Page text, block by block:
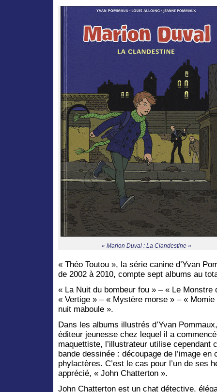
« Marion Duval : La Clandestine »
« Théo Toutou », la série canine d’Yvan
de 2002 à 2010, compte sept albums au
« La Nuit du bombeur fou » – « Le Monstre
« Vertige » – « Mystère morse » – «
nuit maboule ».
Dans les albums illustrés d’Yvan
éditeur jeunesse chez lequel il a
maquettiste, l’illustrateur utilise cependant
bande dessinée : découpage de l’image
phylactères. C’est le cas pour l’un de ses
apprécié, « John Chatterton ».
John Chatterton est un chat détective,